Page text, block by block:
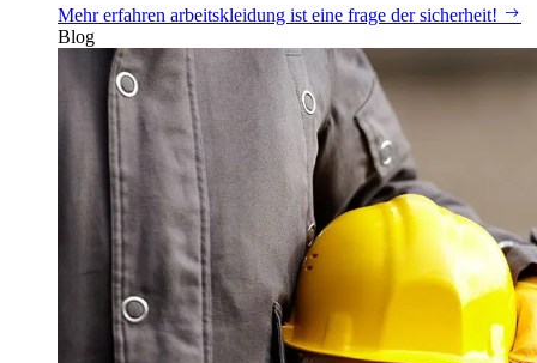
Mehr erfahren arbeitskleidung ist eine frage der sicherheit!
Blog